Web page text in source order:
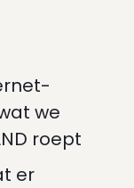
we
roept
er